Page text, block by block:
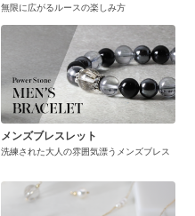
無限に広がるルースの楽しみ方
メンズブレスレット
洗練された大人の雰囲気漂うメンズブレス